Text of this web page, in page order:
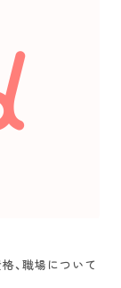
、職場について